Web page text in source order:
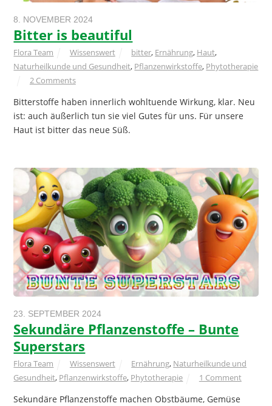
8. NOVEMBER 2024
Bitter is beautiful
Flora Team Wissenswert bitter, Ernährung, Haut,
Naturheilkunde und Gesundheit, Pflanzenwirkstoffe, Phytotherapie
2 Comments
Bitterstoffe haben innerlich wohltuende Wirkung, klar. Neu
ist: auch äußerlich tun sie viel Gutes für uns. Für unsere
Haut ist bitter das neue Süß.
23. SEPTEMBER 2024
Sekundäre Pflanzenstoffe – Bunte
Superstars
Flora Team Wissenswert Ernährung, Naturheilkunde und
Gesundheit, Pflanzenwirkstoffe, Phytotherapie 1 Comment
Sekundäre Pflanzenstoffe machen Obstbäume, Gemüse